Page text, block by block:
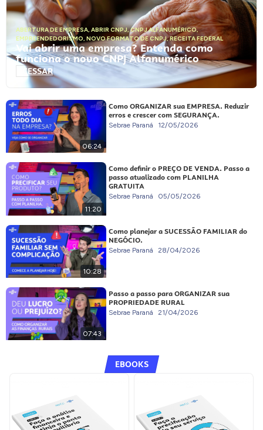
ABERTURA DE EMPRESA, ABRIR CNPJ,CNPJ ALFANUMÉRICO,
EMPREENDEDORISMO, NOVO FORMATO DE CNPJ,RECEITA FEDERAL
Vai abrir uma empresa? Entenda como
funciona o novo CNPJ Alfanumérico
ACESSAR
06:24
Como ORGANIZAR sua EMPRESA. Reduzir
erros e crescer com SEGURANÇA.
Sebrae Paraná 12/05/2026
11:20
Como definir o PREÇO DE VENDA. Passo a
passo atualizado com PLANILHA
GRATUITA
Sebrae Paraná 05/05/2026
10:28
Como planejar a SUCESSÃO FAMILIAR do
NEGÓCIO.
Sebrae Paraná 28/04/2026
07:43
Passo a passo para ORGANIZAR sua
PROPRIEDADE RURAL
Sebrae Paraná 21/04/2026
EBOOKS